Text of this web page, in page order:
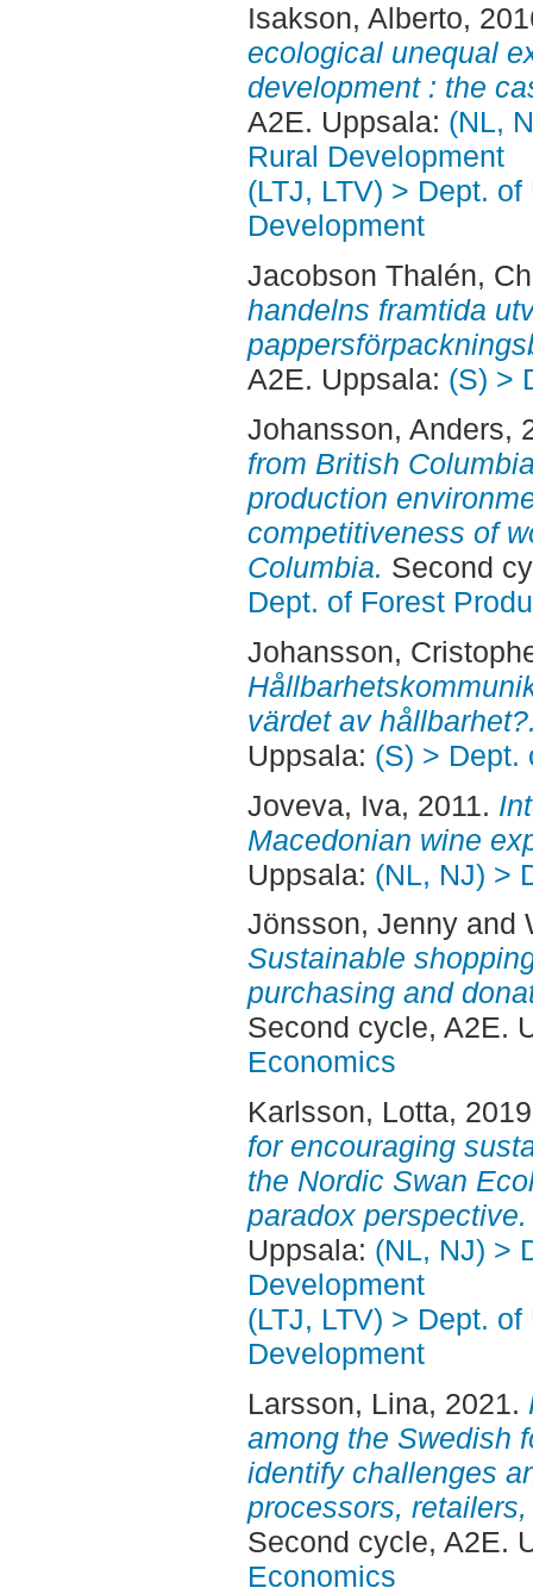
Isakson, Alberto,
ecological unequal
development : the
A2E. Uppsala: (NL,
Rural Development
(LTJ, LTV) > Dept.
Development
Jacobson Thalén,
handelns framtida
A2E. Uppsala: (S) >
Johansson, Anders,
from British
production
competitiveness of
Columbia. Second
Dept. of Forest
Johansson,
värdet av
Uppsala: (S) > Dept.
Joveva, Iva, 2011.
Macedonian wine
Uppsala: (NL, NJ) >
Jönsson, Jennyand
Sustainable
purchasing and
Second cycle, A2E.
Economics
Karlsson, Lotta,
for encouraging
the Nordic Swan
paradox perspective.
Uppsala: (NL, NJ) >
Development
(LTJ, LTV) > Dept.
Development
Larsson, Lina, 2021.
among the Swedish
identify challenges
processors,
Second cycle, A2E.
Economics